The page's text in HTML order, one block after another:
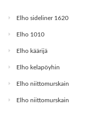
Elho sideliner 1620
Elho 1010
Elho käärijä
Elho kelapöyhin
Elho niittomurskain
Elho niittomurskain